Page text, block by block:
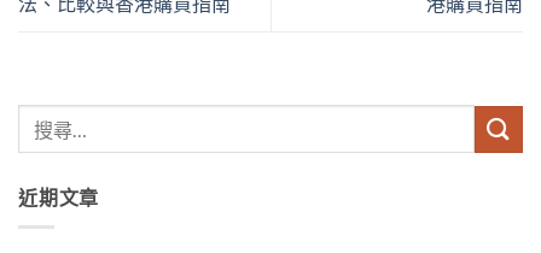
近期文章